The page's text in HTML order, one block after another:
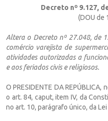
Decreto nº 9.127,
(DOU de
Altera o Decreto nº 27.048, de
comércio varejista de
atividades autorizadas a
e aos feriados civis e religiosos.
O PRESIDENTE DA
o art. 84, caput, item IV, da
no art. 10, parágrafo único, da